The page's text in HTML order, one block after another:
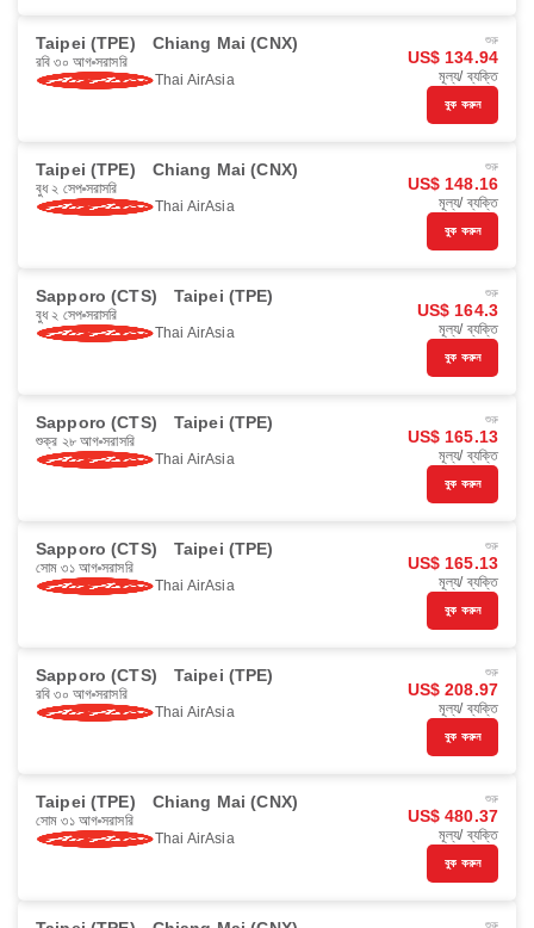
Taipei (TPE) Chiang Mai (CNX)
রবি ৩০ আগ সরাসরি
Thai AirAsia
শুরু
US$ 134.94
মূল্য/ ব্যক্তি
বুক করুন
Taipei (TPE) Chiang Mai (CNX)
বুধ ২ সেপ সরাসরি
Thai AirAsia
শুরু
US$ 148.16
মূল্য/ ব্যক্তি
বুক করুন
Sapporo (CTS) Taipei (TPE)
বুধ ২ সেপ সরাসরি
Thai AirAsia
শুরু
US$ 164.3
মূল্য/ ব্যক্তি
বুক করুন
Sapporo (CTS) Taipei (TPE)
শুক্র ২৮ আগ সরাসরি
Thai AirAsia
শুরু
US$ 165.13
মূল্য/ ব্যক্তি
বুক করুন
Sapporo (CTS) Taipei (TPE)
সোম ৩১ আগ সরাসরি
Thai AirAsia
শুরু
US$ 165.13
মূল্য/ ব্যক্তি
বুক করুন
Sapporo (CTS) Taipei (TPE)
রবি ৩০ আগ সরাসরি
Thai AirAsia
শুরু
US$ 208.97
মূল্য/ ব্যক্তি
বুক করুন
Taipei (TPE) Chiang Mai (CNX)
সোম ৩১ আগ সরাসরি
Thai AirAsia
শুরু
US$ 480.37
মূল্য/ ব্যক্তি
বুক করুন
শুরু